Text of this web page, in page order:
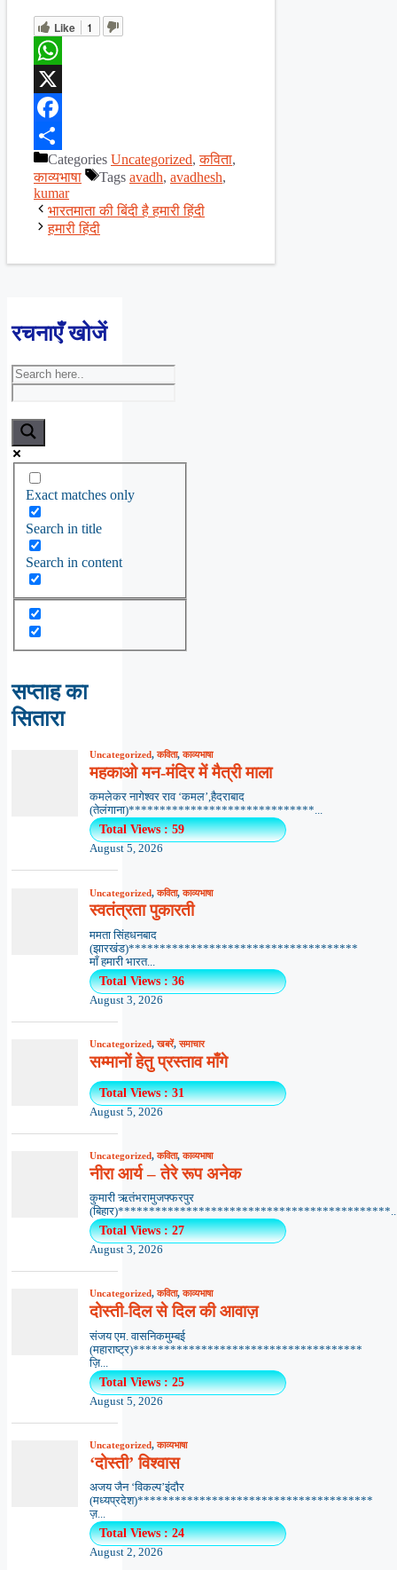
Like 1
WhatsApp
X
Facebook
ShareCategories Uncategorized,कविता,
काव्यभाषा
Tags avadh, avadhesh,
kumar
भारतमाता की बिंदी है हमारी हिंदी
हमारी हिंदी
रचनाएँ खोजें
Exact matches only
Search in title
Search in content
सप्ताह का
सितारा
Uncategorized,कविता,काव्यभाषा
महकाओ मन-मंदिर में मैत्री माला
कमलेकर नागेश्वर राव ‘कमल’,हैदराबाद
(तेलंगाना)******************************...
Total Views : 59
August 5, 2026
Uncategorized,कविता,काव्यभाषा
स्वतंत्रता पुकारती
ममता सिंहधनबाद
(झारखंड)*************************************
माँ हमारी भारत...
Total Views : 36
August 3, 2026
Uncategorized,खबरें,समाचार
सम्मानों हेतु प्रस्ताव माँगे
Total Views : 31
August 5, 2026
Uncategorized,कविता,काव्यभाषा
नीरा आर्य – तेरे रूप अनेक
कुमारी ऋतंभरामुजफ्फरपुर
Total Views : 27
August 3, 2026
Uncategorized,कविता,काव्यभाषा
दोस्ती-दिल से दिल की आवाज़
संजय एम. वासनिकमुम्बई
(महाराष्ट्र)*************************************
ज़ि...
Total Views : 25
August 5, 2026
Uncategorized,काव्यभाषा
‘दोस्ती’ विश्वास
अजय जैन ‘विकल्प’इंदौर
(मध्यप्रदेश)**************************************
ज़...
Total Views : 24
August 2, 2026